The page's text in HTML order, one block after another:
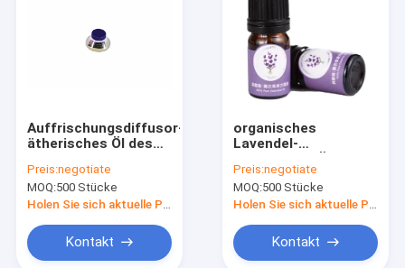
Videos
treten Sie mit uns in Verbindung
Nachrichten
Auffrischungsdiffusor-
ätherisches Öl des
Geruch-Maschine
Preis:negotiate
MOQ:500 Stücke
Holen Sie sich aktuelle Preis
Kontakt
organisches
Lavendel-
Aroma-2ml für Haus
Preis:negotiate
MOQ:500 Stücke
Holen Sie sich aktuelle Preis
Kontakt